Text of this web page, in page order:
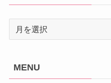
MENU